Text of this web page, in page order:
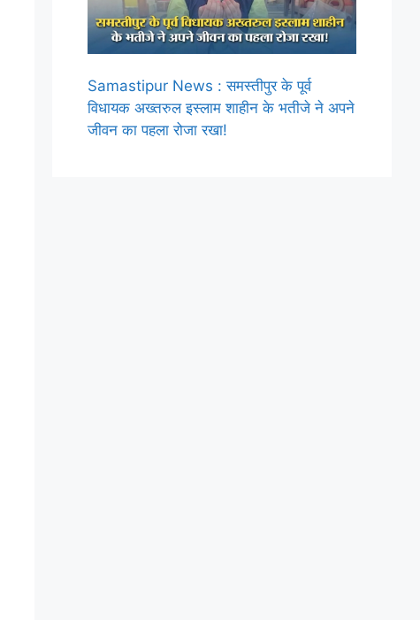
Samastipur News : समस्तीपुर के पूर्व
विधायक अख्तरुल इस्लाम शाहीन के भतीजे ने अपने
जीवन का पहला रोजा रखा!